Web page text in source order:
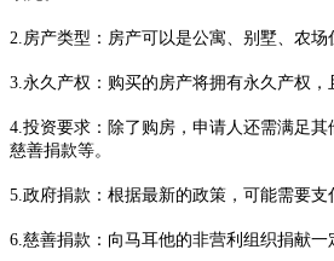
2.房产类型：房产可以是公寓、别墅、农场
3.永久产权：购买的房产将拥有永久产权，
4.投资要求：除了购房，申请人还需满足其
慈善捐款等。
5.政府捐款：根据最新的政策，可能需要支
6.慈善捐款：向马耳他的非营利组织捐献一